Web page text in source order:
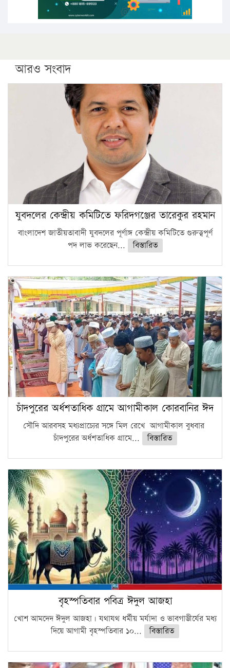
আরও সংবাদ
যুবদলের কেন্দ্রীয় কমিটিতে ফরিদগঞ্জের তারেকুর রহমান
বাংলাদেশ জাতীয়তাবাদী যুবদলের পূর্ণাঙ্গ কেন্দ্রীয় কমিটিতে গুরুত্বপূর্ণ
পদ লাভ করেছেন...
বিস্তারিত
চাঁদপুরের অর্ধশতাধিক গ্রামে আগামীকাল কোরবানির ঈদ
সৌদি আরবসহ মধ্যপ্রাচ্যের সঙ্গে মিল রেখে আগামীকাল বুধবার
চাঁদপুরের অর্ধশতাধিক গ্রামে...
বিস্তারিত
বৃহস্পতিবার পবিত্র ঈদুল আজহা
খোশ আমদেদ ঈদুল আজহা। যথাযথ ধর্মীয় মর্যাদা ও ভাবগাম্ভীর্যের মধ্য
দিয়ে আগামী বৃহস্পতিবার ১০...
বিস্তারিত